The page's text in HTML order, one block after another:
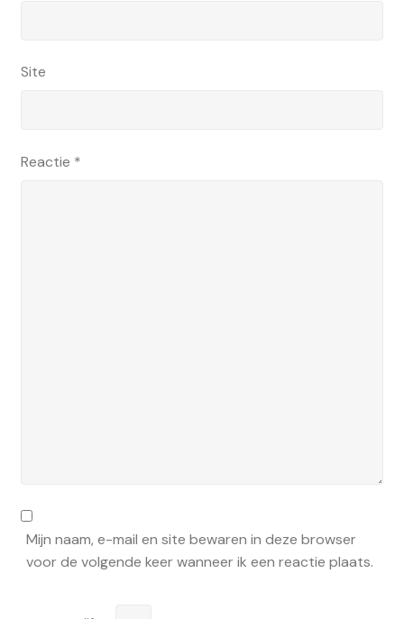
Site
Reactie *
Mijn naam, e-mail en site bewaren in deze browser
voor de volgende keer wanneer ik een reactie plaats.